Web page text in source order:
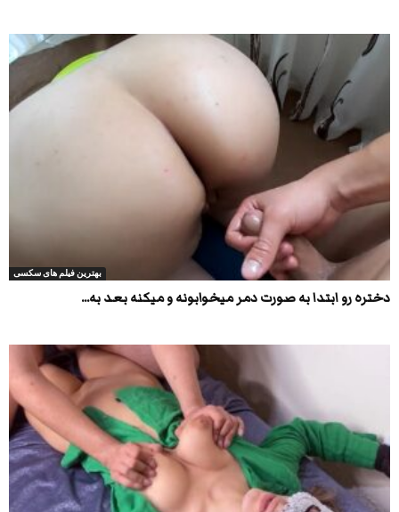
بهترین فیلم های سکسی
دختره رو ابتدا به صورت دمر میخوابونه و میکنه بعد به...